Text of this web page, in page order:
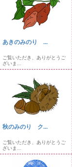
あきのみのり ...
ご覧いただき、ありがとうご
ざいま...
秋のみのり ク...
ご覧いただき、ありがとうご
ざいま...